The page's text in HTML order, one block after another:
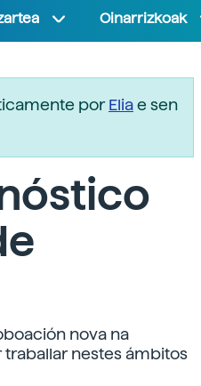
Oinarrizkoak
porEliae sen
nova na
nestes ámbitos